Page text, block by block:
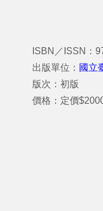
ISBN／ISSN：
出版單位： 國立
版次：初版
價格：定價